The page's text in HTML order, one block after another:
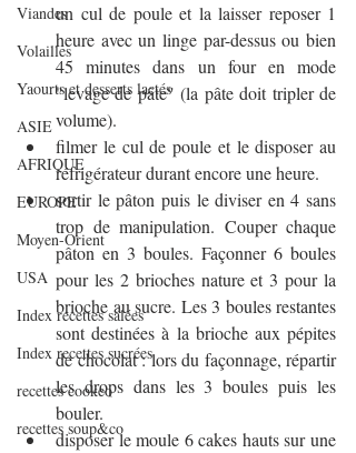
Viandes
Volailles
Yaourts et desserts lactés
ASIE
AFRIQUE
EUROPE
Moyen-Orient
USA
Index recettes salées
Index recettes sucrées
recettes cookeo
recettes soup&co
un cul de poule et la laisser reposer 1
heure avec un linge par-dessus ou bien
45 minutes dans un four en mode
"levage de pâte" (la pâte doit tripler de
volume).
filmer le cul de poule et le disposer au
réfrigérateur durant encore une heure.
sortir le pâton puis le diviser en 4 sans
trop de manipulation. Couper chaque
pâton en 3 boules. Façonner 6 boules
pour les 2 brioches nature et 3 pour la
brioche au sucre. Les 3 boules restantes
sont destinées à la brioche aux pépites
de chocolat : lors du façonnage, répartir
les drops dans les 3 boules puis les
bouler.
disposer le moule 6 cakes hauts sur une